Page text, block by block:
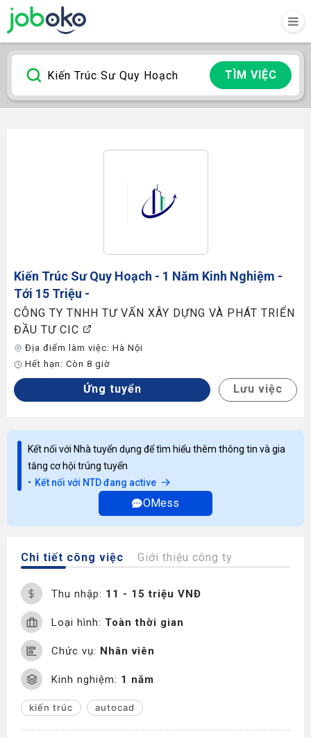
TÌM VIỆC
Kiến Trúc Sư Quy Hoạch - 1 Năm Kinh Nghiệm -
Tới 15 Triệu -
CÔNG TY TNHH TƯ VẤN XÂY DỰNG VÀ PHÁT TRIỂN
ĐẦU TƯ CIC
Địa điểm làm việc: Hà Nội
Hết hạn: Còn 8 giờ
Ứng tuyển Lưu việc
Kết nối với Nhà tuyển dụng để tìm hiểu thêm thông tin và gia
tăng cơ hội trúng tuyển
Kết nối với NTD đang active
OMess
Chi tiết công việc Giới thiệu công ty
Thu nhập: 11 - 15 triệu VNĐ
Loại hình: Toàn thời gian
Chức vụ: Nhân viên
Kinh nghiệm: 1 năm
kiến trúc autocad